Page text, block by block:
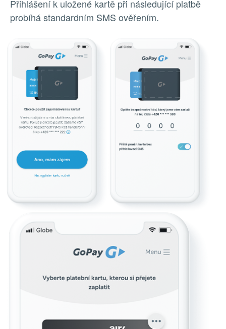
Přihlášení k uložené kartě při následující platbě
probíhá standardním SMS ověřením.